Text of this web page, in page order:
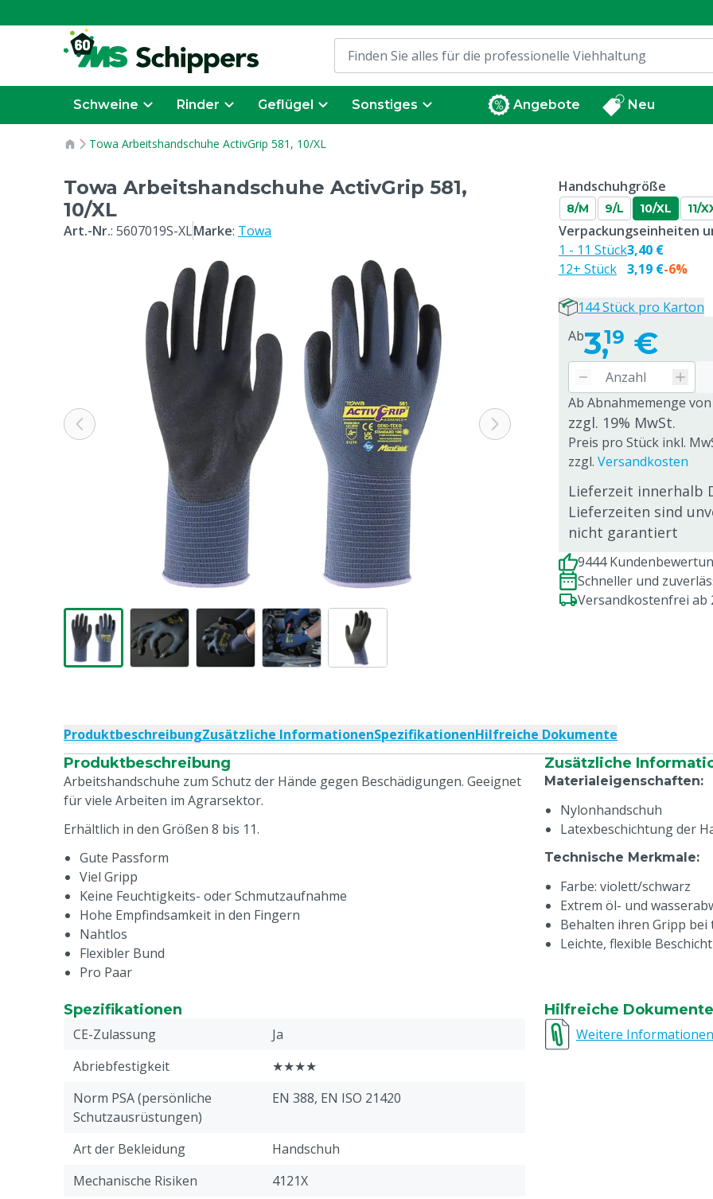
Schweine Rinder Geflügel Sonstiges Angebote Neu
Towa Arbeitshandschuhe ActivGrip 581, 10/XL
Towa Arbeitshandschuhe ActivGrip 581,
10/XL
Art.-Nr.: 5607019S-XLMarke: Towa
Handschuhgröße
8/M 9/L 10/XL 11/
Ab3,19 €
Ab Abnahmemenge von
zzgl. 19% MwSt.
Preis pro Stück inkl.
zzgl. Versandkosten
Lieferzeit innerhalb
Lieferzeiten sind
nicht garantiert
Verpackungseinheiten
1 - 11 Stück
12+ Stück
3,40 €
3,19 €-6%
144 Stück pro Karton
9444
Schneller und
Versandkostenfrei ab
ProduktbeschreibungZusätzliche InformationenSpezifikationenHilfreiche Dokumente
Produktbeschreibung
Arbeitshandschuhe zum Schutz der Hände gegen Beschädigungen. Geeignet
für viele Arbeiten im Agrarsektor.
Erhältlich in den Größen 8 bis 11.
Gute Passform
Viel Gripp
Keine Feuchtigkeits- oder Schmutzaufnahme
Hohe Empfindsamkeit in den Fingern
Nahtlos
Flexibler Bund
Pro Paar
Zusätzliche
Materialeigenschaften:
Nylonhandschuh
Latexbeschichtung der
Technische Merkmale:
Farbe: violett/schwarz
Extrem öl- und
Behalten ihren Gripp bei
Leichte, flexible
Spezifikationen
CE-Zulassung
Ja
Abriebfestigkeit
★★★★
Norm PSA (persönliche
Schutzausrüstungen)
EN 388, EN ISO 21420
Art der Bekleidung
Handschuh
Mechanische Risiken
4121X
Hilfreiche Dokumente
Weitere Informationen